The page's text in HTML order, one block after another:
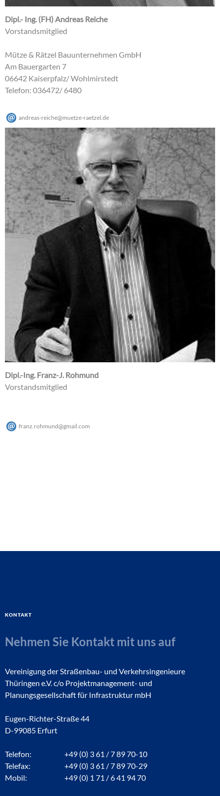
Dipl.- Ing. (FH) Andreas Reiche
Vorstandsmitglied
Mütze & Rätzel Bauunternehmen GmbH
Am Bauergarten 7
06642 Kaiserpfalz/ Wohlmirstedt
Telefon: 036472/ 6480
andreas-reiche@muetze-raetzel.de
Dipl.-Ing. Franz-J. Rohmund
Vorstandsmitglied
franz.rohmund@gmail com
Kontakt
Nehmen Sie Kontakt mit uns auf
Vereinigung der Straßenbau- und Verkehrsingenieure
Thüringen e.V. c/o Projektmanagement- und
Planungsgesellschaft für Infrastruktur mbH
Eugen-Richter-Straße 44
D-99085 Erfurt
Telefon:
+49 (0) 3 61 / 7 89 70-10
Telefax:
+49 (0) 3 61 / 7 89 70-29
Mobil:
+49 (0) 1 71 / 6 41 94 70